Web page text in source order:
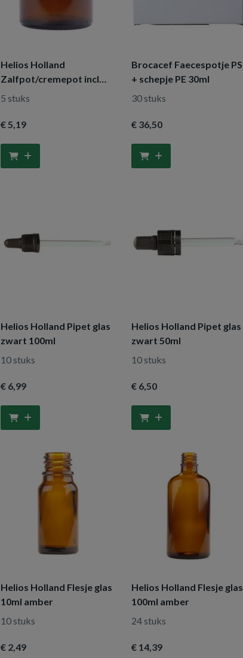
Helios Holland
Zalfpot/cremepot incl
deksel amber bruin glas
5 stuks
€ 5,19
Brocacef Faecespotje PS
+ schepje PE 30ml
30 stuks
€ 36,50
Helios Holland Pipet glas
zwart 100ml
10 stuks
€ 6,99
Helios Holland Pipet glas
zwart 50ml
10 stuks
€ 6,50
Helios Holland Flesje glas
10ml amber
10 stuks
€ 2,49
Helios Holland Flesje glas
100ml amber
24 stuks
€ 14,39